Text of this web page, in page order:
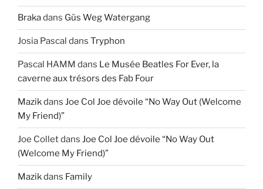
Brakadans Güs Weg Watergang
Josia Pascal dans Tryphon
Pascal HAMM dans Le Musée Beatles For Ever, la
caverne aux trésors des Fab Four
Mazikdans Joe Col Joe dévoile “No Way Out (Welcome
My Friend)”
Joe Colletdans Joe Col Joe dévoile “No Way Out
(Welcome My Friend)”
Mazikdans Family